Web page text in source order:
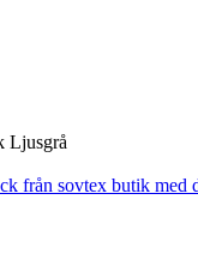
Ljusgrå